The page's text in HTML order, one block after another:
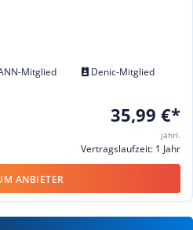
Mitglied
Denic-Mitglied
35,99 €*
jährl.
Vertragslaufzeit: 1 Jahr
ANBIETER